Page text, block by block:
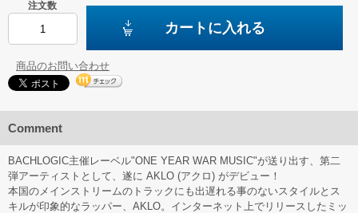
注文数
カートに入れる
商品のお問い合わせ
Comment
BACHLOGIC主催レーベル"ONE YEAR WAR MUSIC"が送り出す、第二
弾アーティストとして、遂に AKLO (アクロ) がデビュー！
本国のメインストリームのトラックにも出遅れる事のないスタイルとス
キルが印象的なラッパー、AKLO。インターネット上でリリースしたミッ